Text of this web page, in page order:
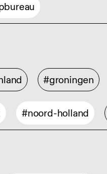
#groningen
#noord-holland